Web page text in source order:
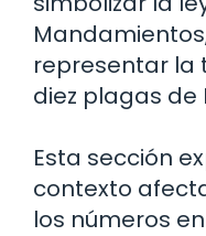
representar la
diez plagas de
Esta sección
contexto
los números